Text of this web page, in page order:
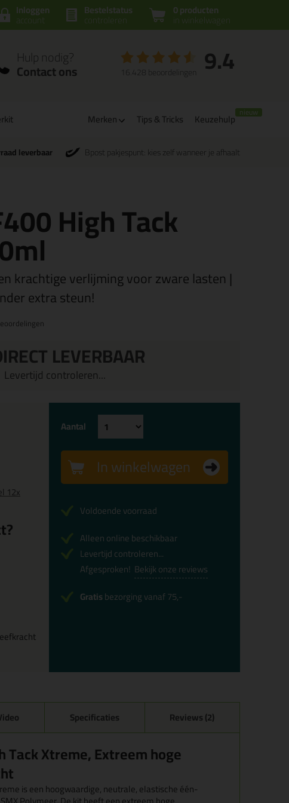
0 producten
in winkelwagen
Bestelstatus
controleren
Inloggen
account
Hulp nodig?
Contact ons 9.4
16.428 beoordelingen
Merken Tips & Tricks Keuzehulp
leverbaar Bpost pakjespunt: kies zelf wanneer je afhaalt
High Tack
krachtige verlijming voor zware lasten |
extra steun!
LEVERBAAR
Levertijd controleren...
12x
Aantal
In winkelwagen
Voldoende voorraad
Alleen online beschikbaar
Levertijd controleren...
Afgesproken! Bekijk onze reviews
Gratisbezorging vanaf 75,-
Specificaties Reviews (2)
Tack Xtreme, Extreem hoge
is een hoogwaardige, neutrale, elastische één-